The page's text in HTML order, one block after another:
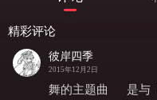
精彩评论
彼岸四季
2015年12月2日
舞的主题曲 是与